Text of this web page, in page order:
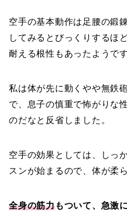
空手の基本動作は足腰の鍛
してみるとびっくりするほ
耐える根性もあったようです
私は体が先に動くやや無鉄
で、息子の慎重で怖がりな
のだなと反省しました。
空手の効果としては、しっ
スンが始まるので、体が柔
全身の筋力もついて、急激